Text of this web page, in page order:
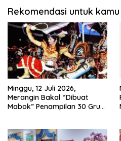
Rekomendasi untuk kamu
Minggu, 12 Juli 2026,
Merangin Bakal “Dibuat
Mabok” Penampilan 30 Grup